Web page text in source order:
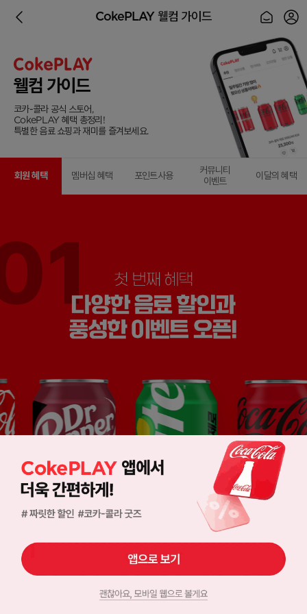
CokePLAY 웰컴 가이드
웰컴 가이드
코카-콜라 공식 스토어,
CokePLAY 혜택 총정리!
특별한 음료 쇼핑과 재미를 즐겨보세요.
회원 혜택 멤버십 혜택 포인트사용
커뮤니티
이벤트
이달의 혜택